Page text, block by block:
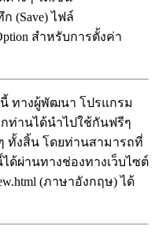
(Save) ไฟล์
สำหรับการตั้งค่า
นี้ ทางผู้พัฒนา โปรแกรม
กท่านได้นำไปใช้กันฟรีๆ
ทั้งสิ้น โดยท่านสามารถที่
ด้ผ่านทางช่องทางเว็บไซต์
(ภาษาอังกฤษ) ได้